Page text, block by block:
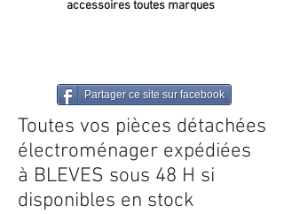
accessoires toutes marques
Partager ce site sur facebook
Toutes vos pièces détachées
électroménager expédiées
à BLEVES sous 48 H si
disponibles en stock